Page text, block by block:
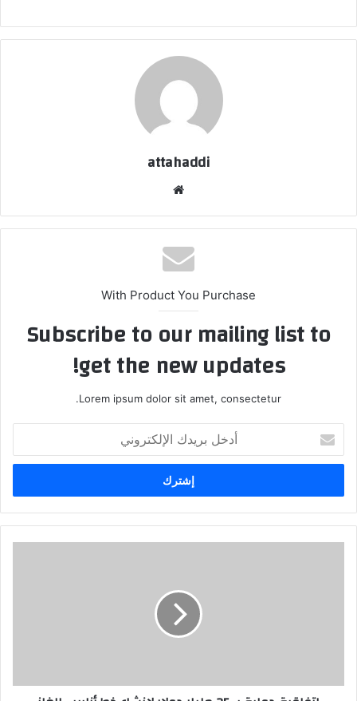
attahaddi
الوي
ب
With Product You Purchase
Subscribe to our mailing list to
get the new updates!
Lorem ipsum dolor sit amet, consectetur.
خ
ب
ر